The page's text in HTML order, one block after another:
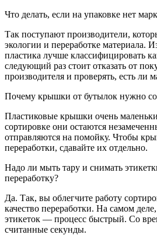
Что делать, если на упаковке нет
Так поступают производители,
экологии и переработке материала.
пластика лучше классифицировать
следующий раз стоит отказать от
производителя и проверять, есть ли
Почему крышки от бутылок нужно
Пластиковые крышки очень
сортировке они остаются
отправляются на помойку. Чтобы
переработки, сдавайте их отдельно.
Надо ли мыть тару и снимать
переработку?
Да. Так, вы облегчите работу
качество переработки. На самом
этикеток — процесс быстрый. Со
считанные секунды.